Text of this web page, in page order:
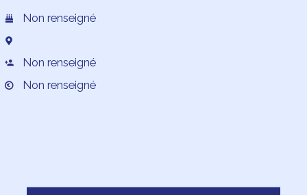
Non renseigné
Non renseigné
Non renseigné